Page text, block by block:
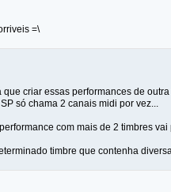
=\
criar essas performances de
só chama 2 canais midi por vez...
com mais de 2 timbres
timbre que contenha